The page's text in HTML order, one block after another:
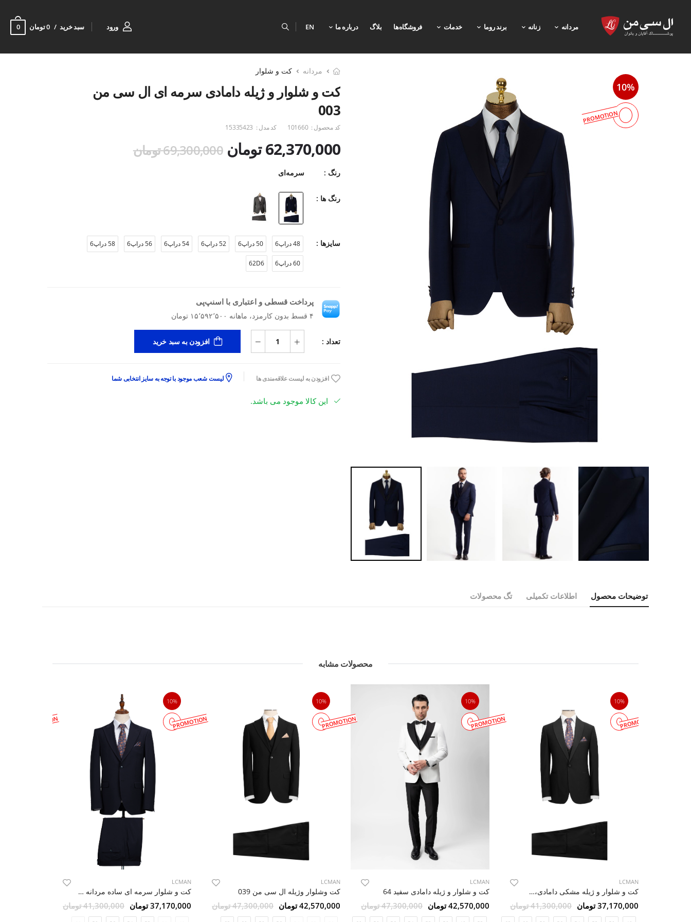
مردانه زنانه برند روما خدمات فروشگاه‌ها بلاگ درباره ما EN ورود سبد خرید 0 تومان 0
10%
PROMOTION
مردانه کت و شلوار
کت و شلوار و ژیله دامادی سرمه ای ال سی من
003
کد محصول : 101660 کد مدل : 15335423
62,370,000 تومان 69,300,000 تومان
رنگ : سرمه‌ای
رنگ ها :
سایزها : 48 دراپ6 50 دراپ6 52 دراپ6 54 دراپ6 56 دراپ6 58 دراپ6
60 دراپ6 62D6
پرداخت قسطی و اعتباری با اسنپ‌پی
۴ قسط بدون کارمزد، ماهانه ۱۵٬۵۹۲٬۵۰۰ تومان
تعداد : افزودن به سبد خرید
افزودن به لیست علاقه‌مندی ها لیست شعب موجود با توجه به سایز انتخابی شما
این کالا موجود می باشد.
توضیحات محصول اطلاعات تکمیلی تگ محصولات
محصولات مشابه
10%
PROMOTION
LCMAN
کت و شلوار و ژیله مشکی دامادی،مجلسی 24
37,170,000 تومان 41,300,000 تومان
10%
PROMOTION
LCMAN
کت و شلوار و ژیله دامادی سفید 64
42,570,000 تومان 47,300,000 تومان
10%
PROMOTION
LCMAN
کت وشلوار وژیله ال سی من 039
42,570,000 تومان 47,300,000 تومان
10%
PROMOTION
LCMAN
کت و شلوار سرمه ای ساده مردانه ال سی من 2
37,170,000 تومان 41,300,000 تومان
PROMOTION